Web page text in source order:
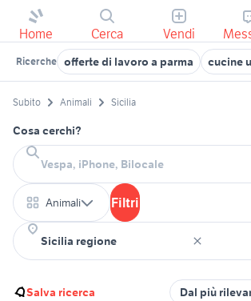
Home Cerca Vendi
Ricerche offerte di lavoro a parma cucine
Subito Animali Sicilia
Cosa cerchi?
Animali Filtri
Salva ricerca Dal più